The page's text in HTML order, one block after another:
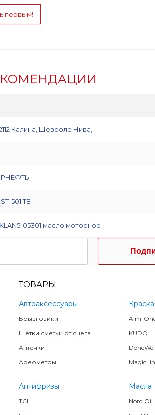
первым!
Калина, Шевроле Нива,
501 ТВ
KLAN5-05301 масло моторное
ТОВАРЫ
Автоаксессуары
Брызговики
Щетки сметки от снега
Аптечки
Ареометры
Aim-
KUDO
Антифризы
TCL
Масла
Nord Oil